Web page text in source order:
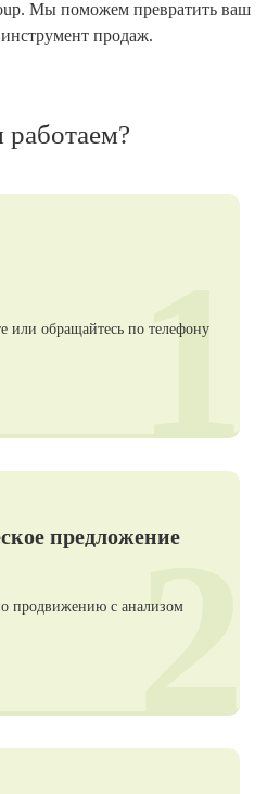
Мы поможем превратить ваш
продаж.
или обращайтесь по телефону
1
предложение
продвижению с анализом
2